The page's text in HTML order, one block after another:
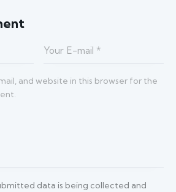
and website in this browser for the
data is being collected and